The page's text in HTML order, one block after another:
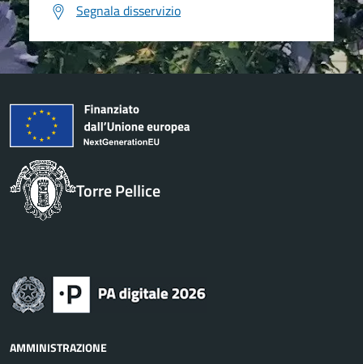
Segnala disservizio
Torre Pellice
AMMINISTRAZIONE